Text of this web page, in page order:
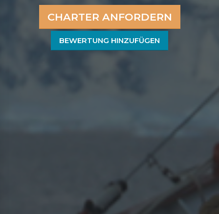
CHARTER ANFORDERN
BEWERTUNG HINZUFÜGEN